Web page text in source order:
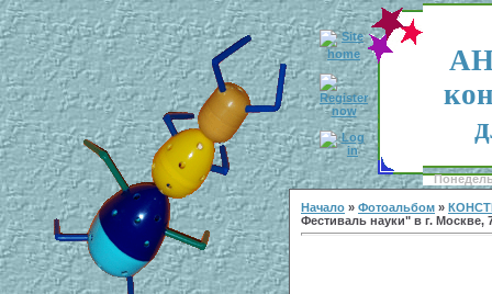
Начало » Фотоальбом »
Фестиваль науки" в г. Москве,